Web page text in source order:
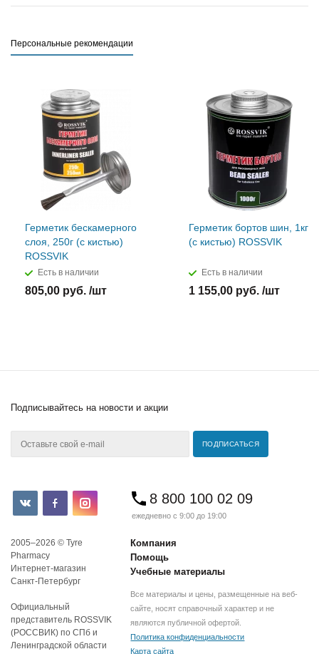
Персональные рекомендации
Герметик бескамерного
слоя, 250г (с кистью)
ROSSVIK
Есть в наличии
805,00 руб. /шт
Герметик бортов шин, 1кг
(с кистью) ROSSVIK
Есть в наличии
1 155,00 руб. /шт
Подписывайтесь на новости и акции
8 800 100 02 09
ежедневно с 9:00 до 19:00
2005–2026 © Tyre
Pharmacy
Интернет-магазин
Санкт-Петербург
Официальный
представитель ROSSVIK
(РОССВИК) по СПб и
Ленинградской области
Компания
Помощь
Учебные материалы
Все материалы и цены, размещенные на веб-
сайте, носят справочный характер и не
являются публичной офертой.
Политика конфиденциальности
Карта сайта